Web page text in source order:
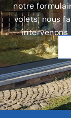
notre
volets, nous
intervenons